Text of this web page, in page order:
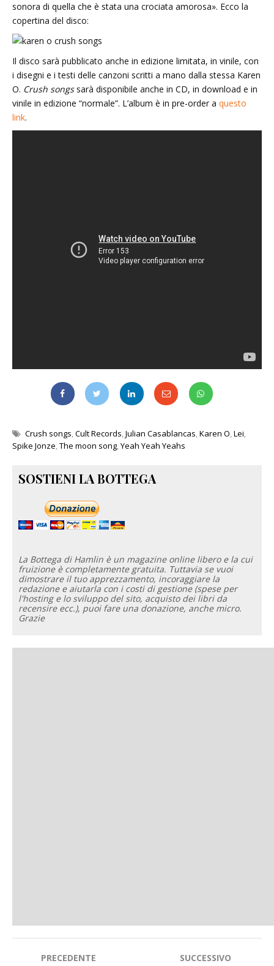
sonora di quella che è stata una crociata amorosa». Ecco la
copertina del disco:
Il disco sarà pubblicato anche in edizione limitata, in vinile, con
i disegni e i testi delle canzoni scritti a mano dalla stessa Karen
O. Crush songssarà disponibile anche in CD, in download e in
vinile in edizione “normale”. L’album è in pre-order a questo
link.
Crush songs,Cult Records,Julian Casablancas,Karen O,Lei,
Spike Jonze,The moon song,Yeah Yeah Yeahs
SOSTIENI LA BOTTEGA
La Bottega di Hamlin è un magazine online libero e la cui
fruizione è completamente gratuita. Tuttavia se vuoi
dimostrare il tuo apprezzamento, incoraggiare la
redazione e aiutarla con i costi di gestione (spese per
l'hosting e lo sviluppo del sito, acquisto dei libri da
recensire ecc.), puoi fare una donazione, anche micro.
Grazie
Navigazione
PRECEDENTE SUCCESSIVO